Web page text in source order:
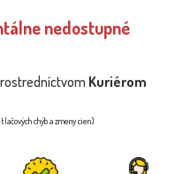
nedostupné
Kuriérom
chýb a zmeny cien)